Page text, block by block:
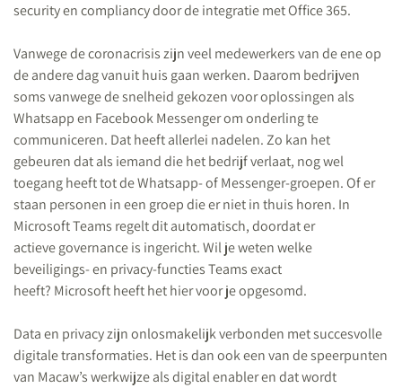
security en compliancy door de integratie met Office 365.
Vanwege de coronacrisis zijn veel medewerkers van de ene op
de andere dag vanuit huis gaan werken. Daarom bedrijven
soms vanwege de snelheid gekozen voor oplossingen als
Whatsapp en Facebook Messenger om onderling te
communiceren. Dat heeft allerlei nadelen. Zo kan het
gebeuren dat als iemand die het bedrijf verlaat, nog wel
toegang heeft tot de Whatsapp- of Messenger-groepen. Of er
staan personen in een groep die er niet in thuis horen. In
Microsoft Teams regelt dit automatisch, doordat er
actieve governance is ingericht. Wil je weten welke
beveiligings- en privacy-functies Teams exact
heeft? Microsoft heeft het hier voor je opgesomd.
Data en privacy zijn onlosmakelijk verbonden met succesvolle
digitale transformaties. Het is dan ook een van de speerpunten
van Macaw’s werkwijze als digital enabler en dat wordt